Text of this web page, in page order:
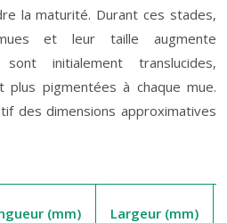
la maturité. Durant ces stades,
et leur taille augmente
initialement translucides,
pigmentées à chaque mue.
des dimensions approximatives
(mm) Largeur (mm)